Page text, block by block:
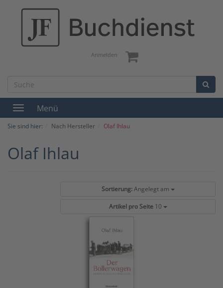
Anmelden
Toggle
navigation
Menü
Sie sind hier: Nach Hersteller Olaf Ihlau
Olaf Ihlau
Sortierung: Angelegt am
Artikel pro Seite 10